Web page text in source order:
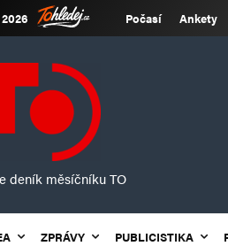
Počasí Ankety
deník měsíčníku TO
ZPRÁVY PUBLICISTIKA